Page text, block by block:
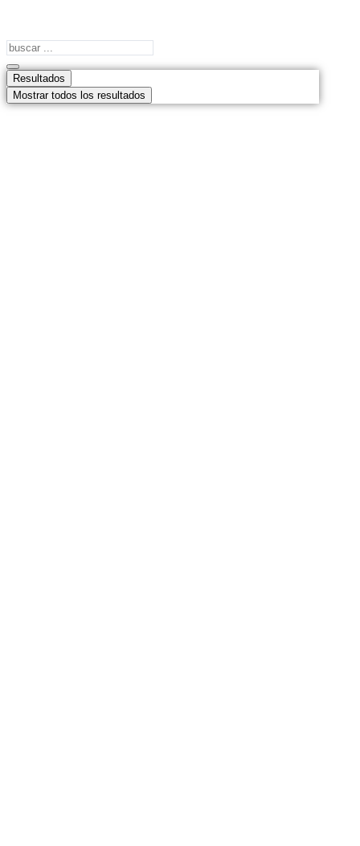
Search
Resultados
Mostrar todos los resultados